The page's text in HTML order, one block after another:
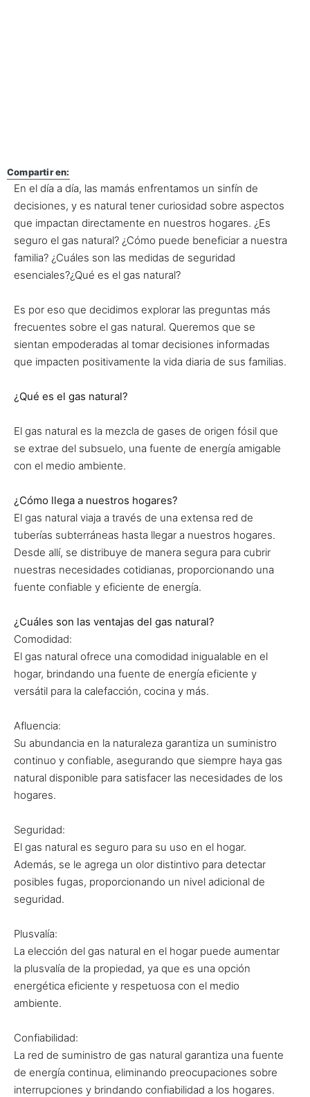
Compartir en:
En el día a día, las mamás enfrentamos un sinfín de
decisiones, y es natural tener curiosidad sobre aspectos
que impactan directamente en nuestros hogares. ¿Es
seguro el gas natural? ¿Cómo puede beneficiar a nuestra
familia? ¿Cuáles son las medidas de seguridad
esenciales?¿Qué es el gas natural?
Es por eso que decidimos explorar las preguntas más
frecuentes sobre el gas natural. Queremos que se
sientan empoderadas al tomar decisiones informadas
que impacten positivamente la vida diaria de sus familias.
¿Qué es el gas natural?
El gas natural es la mezcla de gases de origen fósil que
se extrae del subsuelo, una fuente de energía amigable
con el medio ambiente.
¿Cómo llega a nuestros hogares?
El gas natural viaja a través de una extensa red de
tuberías subterráneas hasta llegar a nuestros hogares.
Desde allí, se distribuye de manera segura para cubrir
nuestras necesidades cotidianas, proporcionando una
fuente confiable y eficiente de energía.
¿Cuáles son las ventajas del gas natural?
Comodidad:
El gas natural ofrece una comodidad inigualable en el
hogar, brindando una fuente de energía eficiente y
versátil para la calefacción, cocina y más.
Afluencia:
Su abundancia en la naturaleza garantiza un suministro
continuo y confiable, asegurando que siempre haya gas
natural disponible para satisfacer las necesidades de los
hogares.
Seguridad:
El gas natural es seguro para su uso en el hogar.
Además, se le agrega un olor distintivo para detectar
posibles fugas, proporcionando un nivel adicional de
seguridad.
Plusvalía:
La elección del gas natural en el hogar puede aumentar
la plusvalía de la propiedad, ya que es una opción
energética eficiente y respetuosa con el medio
ambiente.
Confiabilidad:
La red de suministro de gas natural garantiza una fuente
de energía continua, eliminando preocupaciones sobre
interrupciones y brindando confiabilidad a los hogares.